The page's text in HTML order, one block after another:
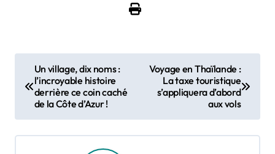
a
v
i
Un village, dix noms :
l’incroyable histoire
derrière ce coin caché
de la Côte d’Azur !
Voyage en Thaïlande :
La taxe touristique
s’appliquera d’abord
aux vols